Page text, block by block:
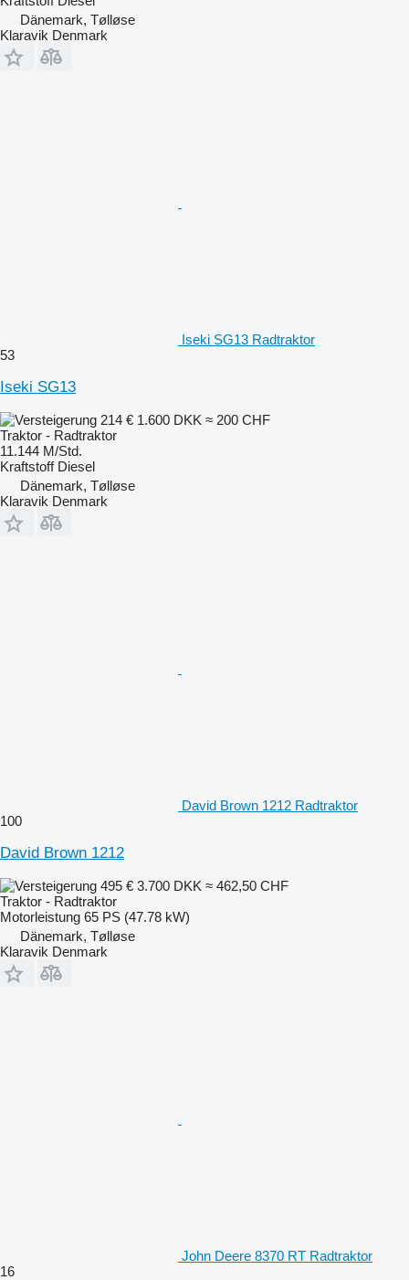
Dänemark, Tølløse
Klaravik Denmark
Iseki SG13 Radtraktor
53
Iseki SG13
214 € 1.600 DKK ≈ 200 CHF
Traktor - Radtraktor
11.144 M/Std.
Kraftstoff Diesel
Dänemark, Tølløse
Klaravik Denmark
David Brown 1212 Radtraktor
100
David Brown 1212
495 € 3.700 DKK ≈ 462,50 CHF
Traktor - Radtraktor
Motorleistung 65 PS (47.78 kW)
Dänemark, Tølløse
Klaravik Denmark
John Deere 8370 RT Radtraktor
16